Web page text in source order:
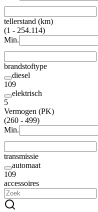
tellerstand (km)
(1 - 254.114)
Min.
brandstoftype
diesel
109
elektrisch
5
Vermogen (PK)
(260 - 499)
Min.
transmissie
automaat
109
accessoires